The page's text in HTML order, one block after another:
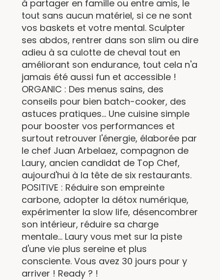
à partager en famille ou entre amis, le
tout sans aucun matériel, si ce ne sont
vos baskets et votre mental. Sculpter
ses abdos, rentrer dans son slim ou dire
adieu à sa culotte de cheval tout en
améliorant son endurance, tout cela n'a
jamais été aussi fun et accessible !
ORGANIC : Des menus sains, des
conseils pour bien batch-cooker, des
astuces pratiques... Une cuisine simple
pour booster vos performances et
surtout retrouver l'énergie, élaborée par
le chef Juan Arbelaez, compagnon de
Laury, ancien candidat de Top Chef,
aujourd'hui à la tête de six restaurants.
POSITIVE : Réduire son empreinte
carbone, adopter la détox numérique,
expérimenter la slow life, désencombrer
son intérieur, réduire sa charge
mentale... Laury vous met sur la piste
d'une vie plus sereine et plus
consciente. Vous avez 30 jours pour y
arriver ! Ready ? !